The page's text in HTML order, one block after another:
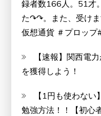
録者数166人。51才
た↷↷。また、受け
仮想通貨 ＃プロップ
【速報】関西電
を獲得しよう！
【1円も使わな
勉強方法！！【初心